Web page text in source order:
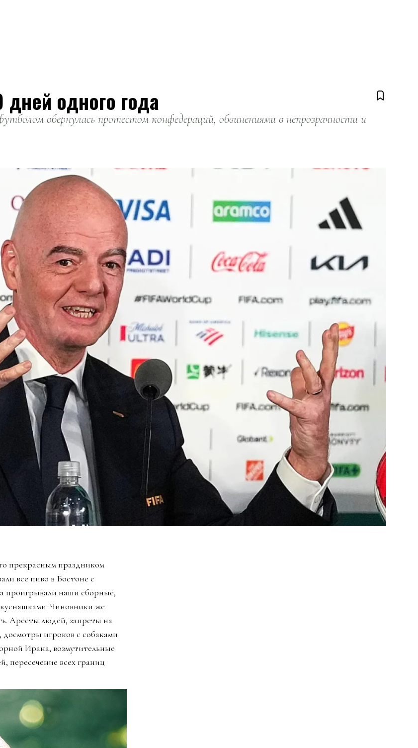
одного года
обернулась протестом конфедераций, обвинениями в непрозрачности и
прекрасным праздником
все пиво в Бостоне с
проигрывали наши сборные,
Чиновники же
Аресты людей, запреты на
игроков с собаками
Ирана, возмутительные
пересечение всех границ